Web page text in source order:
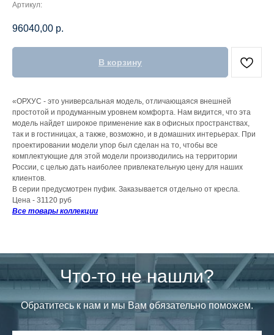
Артикул:
96040,00 р.
В корзину
«ОРХУС - это универсальная модель, отличающаяся внешней
простотой и продуманным уровнем комфорта. Нам видится, что эта
модель найдет широкое применение как в офисных пространствах,
так и в гостиницах, а также, возможно, и в домашних интерьерах. При
проектировании модели упор был сделан на то, чтобы все
комплектующие для этой модели производились на территории
России, с целью дать наиболее привлекательную цену для наших
клиентов.
В серии предусмотрен пуфик. Заказывается отдельно от кресла.
Цена - 31120 руб
Все товары коллекции
Что-то не нашли?
Обратитесь к нам и мы Вам обязательно поможем.